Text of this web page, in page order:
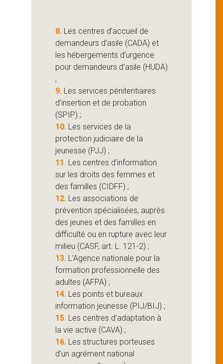
8. Les centres d’accueil de
demandeurs d’asile (CADA) et
les hébergements d’urgence
pour demandeurs d’asile (HUDA)
;
9. Les services pénitentiaires
d’insertion et de probation
(SPIP) ;
10. Les services de la
protection judiciaire de la
jeunesse (PJJ) ;
11. Les centres d’information
sur les droits des femmes et
des familles (CIDFF) ;
12. Les associations de
prévention spécialisées, auprès
des jeunes et des familles en
difficulté ou en rupture avec leur
milieu (CASF, art. L. 121-2) ;
13. L’Agence nationale pour la
formation professionnelle des
adultes (AFPA) ;
14. Les points et bureaux
information jeunesse (PIJ/BIJ) ;
15. Les centres d’adaptation à
la vie active (CAVA) ;
16. Les structures porteuses
d’un agrément national